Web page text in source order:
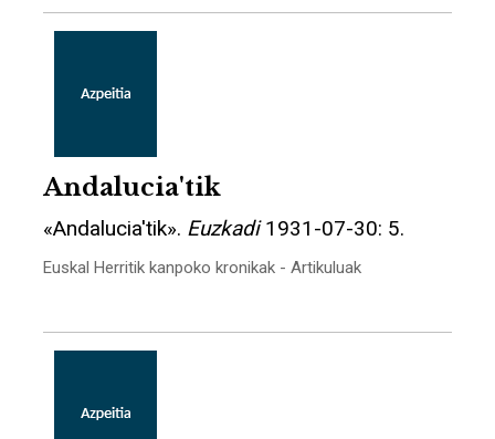
Andalucia'tik
«Andalucia'tik». Euzkadi1931-07-30: 5.
Euskal Herritik kanpoko kronikak - Artikuluak